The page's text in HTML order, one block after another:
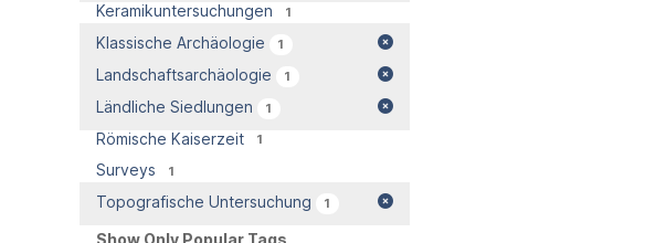
Keramikuntersuchungen 1
Klassische Archäologie 1
Landschaftsarchäologie 1
Ländliche Siedlungen 1
Römische Kaiserzeit 1
Surveys 1
Topografische Untersuchung 1
Show Only Popular Tags